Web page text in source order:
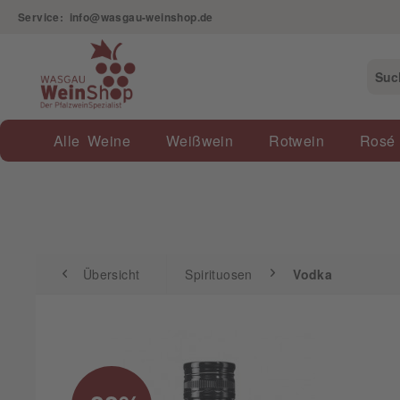
Service: info@wasgau-weinshop.de
Alle Weine Weißwein Rotwein Rosé
Übersicht Spirituosen
Übersicht Spirituosen Vodka